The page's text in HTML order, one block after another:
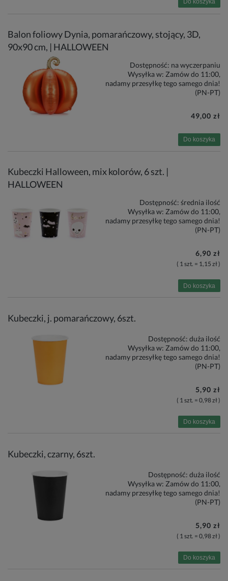
Do koszyka
Balon foliowy Dynia, pomarańczowy, stojący, 3D,
90x90 cm, | HALLOWEEN
Dostępność: na wyczerpaniu
Wysyłka w: Zamów do 11:00,
nadamy przesyłkę tego samego dnia!
(PN-PT)
49,00 zł
Do koszyka
Kubeczki Halloween, mix kolorów, 6 szt. |
HALLOWEEN
Dostępność: średnia ilość
Wysyłka w: Zamów do 11:00,
nadamy przesyłkę tego samego dnia!
(PN-PT)
6,90 zł
( 1 szt. = 1,15 zł )
Do koszyka
Kubeczki, j. pomarańczowy, 6szt.
Dostępność: duża ilość
Wysyłka w: Zamów do 11:00,
nadamy przesyłkę tego samego dnia!
(PN-PT)
5,90 zł
( 1 szt. = 0,98 zł )
Do koszyka
Kubeczki, czarny, 6szt.
Dostępność: duża ilość
Wysyłka w: Zamów do 11:00,
nadamy przesyłkę tego samego dnia!
(PN-PT)
5,90 zł
( 1 szt. = 0,98 zł )
Do koszyka